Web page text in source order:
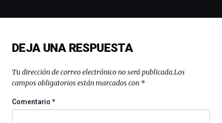
novena
Bilbo
(BZP),
un
que
DEJA UNA RESPUESTA
Tu dirección de correo electrónico no será publicada.Los
campos obligatorios están marcados con *
Comentario*